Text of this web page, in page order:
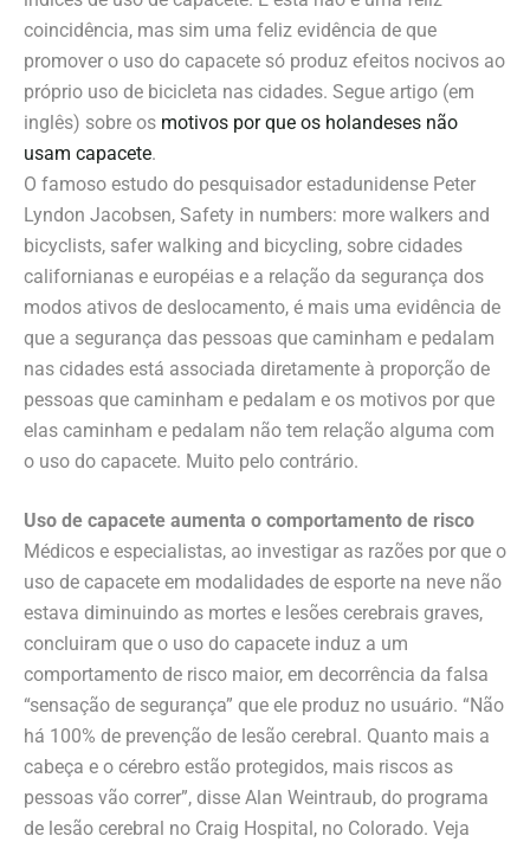
coincidência, mas sim uma feliz evidência de que
promover o uso do capacete só produz efeitos nocivos ao
próprio uso de bicicleta nas cidades. Segue artigo (em
inglês) sobre os motivos por que os holandeses não
usam capacete.
O famoso estudo do pesquisador estadunidense Peter
Lyndon Jacobsen, Safety in numbers: more walkers and
bicyclists, safer walking and bicycling, sobre cidades
californianas e européias e a relação da segurança dos
modos ativos de deslocamento, é mais uma evidência de
que a segurança das pessoas que caminham e pedalam
nas cidades está associada diretamente à proporção de
pessoas que caminham e pedalam e os motivos por que
elas caminham e pedalam não tem relação alguma com
o uso do capacete. Muito pelo contrário.
Uso de capacete aumenta o comportamento de risco
Médicos e especialistas, ao investigar as razões por que o
uso de capacete em modalidades de esporte na neve não
estava diminuindo as mortes e lesões cerebrais graves,
concluiram que o uso do capacete induz a um
comportamento de risco maior, em decorrência da falsa
“sensação de segurança” que ele produz no usuário. “Não
há 100% de prevenção de lesão cerebral. Quanto mais a
cabeça e o cérebro estão protegidos, mais riscos as
pessoas vão correr”, disse Alan Weintraub, do programa
de lesão cerebral no Craig Hospital, no Colorado. Veja